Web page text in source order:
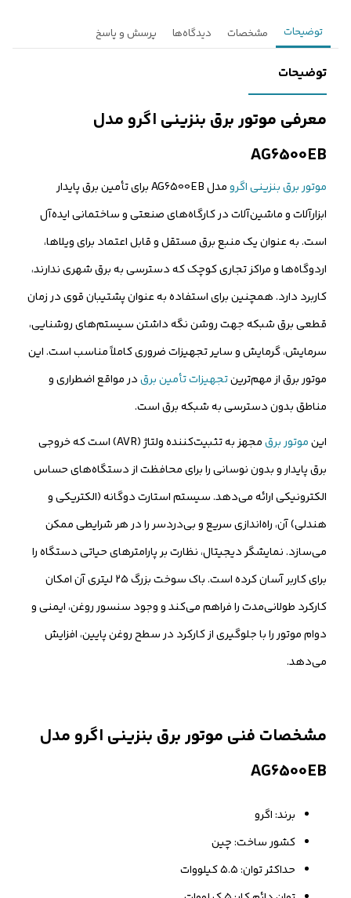
توضیحات مشخصات دیدگاه‌ها پرسش و پاسخ
توضیحات
معرفی موتور برق بنزینی اگرو مدل
AG6500EB
موتور برق بنزینی اگرو
مدل AG6500EB برای تأمین برق پایدار
ابزارآلات و ماشین‌آلات در کارگاه‌های صنعتی و ساختمانی ایده‌آل
است. به عنوان یک منبع برق مستقل و قابل اعتماد برای ویلاها،
اردوگاه‌ها و مراکز تجاری کوچک که دسترسی به برق شهری ندارند،
کاربرد دارد. همچنین برای استفاده به عنوان پشتیبان قوی در زمان
قطعی برق شبکه جهت روشن نگه داشتن سیستم‌های روشنایی،
سرمایش، گرمایش و سایر تجهیزات ضروری کاملاً مناسب است. این
موتور برق از مهم‌ترینتجهیزات تأمین برقدر مواقع اضطراری و
مناطق بدون دسترسی به شبکه برق است.
اینموتور برق
مجهز به تثبیت‌کننده ولتاژ (AVR) است که خروجی
برق پایدار و بدون نوسانی را برای محافظت از دستگاه‌های حساس
الکترونیکی ارائه می‌دهد. سیستم استارت دوگانه (الکتریکی و
هندلی) آن، راه‌اندازی سریع و بی‌دردسر را در هر شرایطی ممکن
می‌سازد. نمایشگر دیجیتال، نظارت بر پارامترهای حیاتی دستگاه را
برای کاربر آسان کرده است. باک سوخت بزرگ ۲۵ لیتری آن امکان
کارکرد طولانی‌مدت را فراهم می‌کند و وجود سنسور روغن، ایمنی و
دوام موتور را با جلوگیری از کارکرد در سطح روغن پایین، افزایش
می‌دهد.
مشخصات فنی موتور برق بنزینی اگرو مدل
AG6500EB
برند: اگرو
کشور ساخت: چین
حداکثر توان: ۵.۵ کیلووات